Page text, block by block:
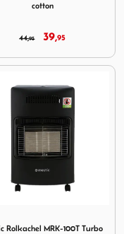
cotton
44,95 39,95
Rolkachel MRK-100T Turbo